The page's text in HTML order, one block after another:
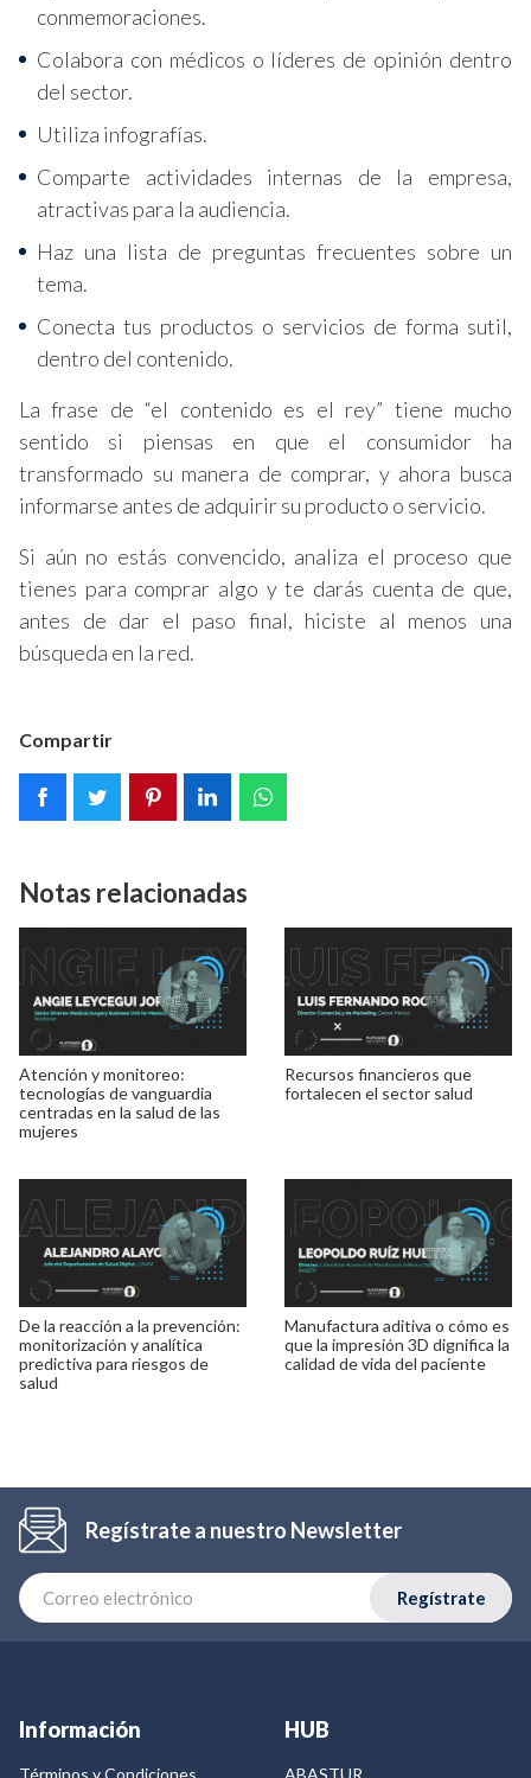
conmemoraciones.
Colabora con médicos o líderes de opinión dentro
del sector.
Utiliza infografías.
Comparte actividades internas de la empresa,
atractivas para la audiencia.
Haz una lista de preguntas frecuentes sobre un
tema.
Conecta tus productos o servicios de forma sutil,
dentro del contenido.
La frase de “el contenido es el rey” tiene mucho
sentido si piensas en que el consumidor ha
transformado su manera de comprar, y ahora busca
informarse antes de adquirir su producto o servicio.
Si aún no estás convencido, analiza el proceso que
tienes para comprar algo y te darás cuenta de que,
antes de dar el paso final, hiciste al menos una
búsqueda en la red.
Compartir
Notas relacionadas
Atención y monitoreo:
tecnologías de vanguardia
centradas en la salud de las
mujeres
Recursos financieros que
fortalecen el sector salud
De la reacción a la prevención:
monitorización y analítica
predictiva para riesgos de
salud
Manufactura aditiva o cómo es
que la impresión 3D dignifica la
calidad de vida del paciente
Regístrate a nuestro Newsletter
Regístrate
Información HUB